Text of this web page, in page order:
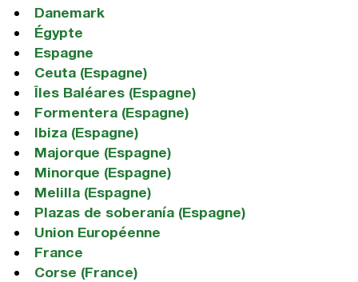
Danemark
Égypte
Espagne
Ceuta (Espagne)
Îles Baléares (Espagne)
Formentera (Espagne)
Ibiza (Espagne)
Majorque (Espagne)
Minorque (Espagne)
Melilla (Espagne)
Plazas de soberanía (Espagne)
Union Européenne
France
Corse (France)